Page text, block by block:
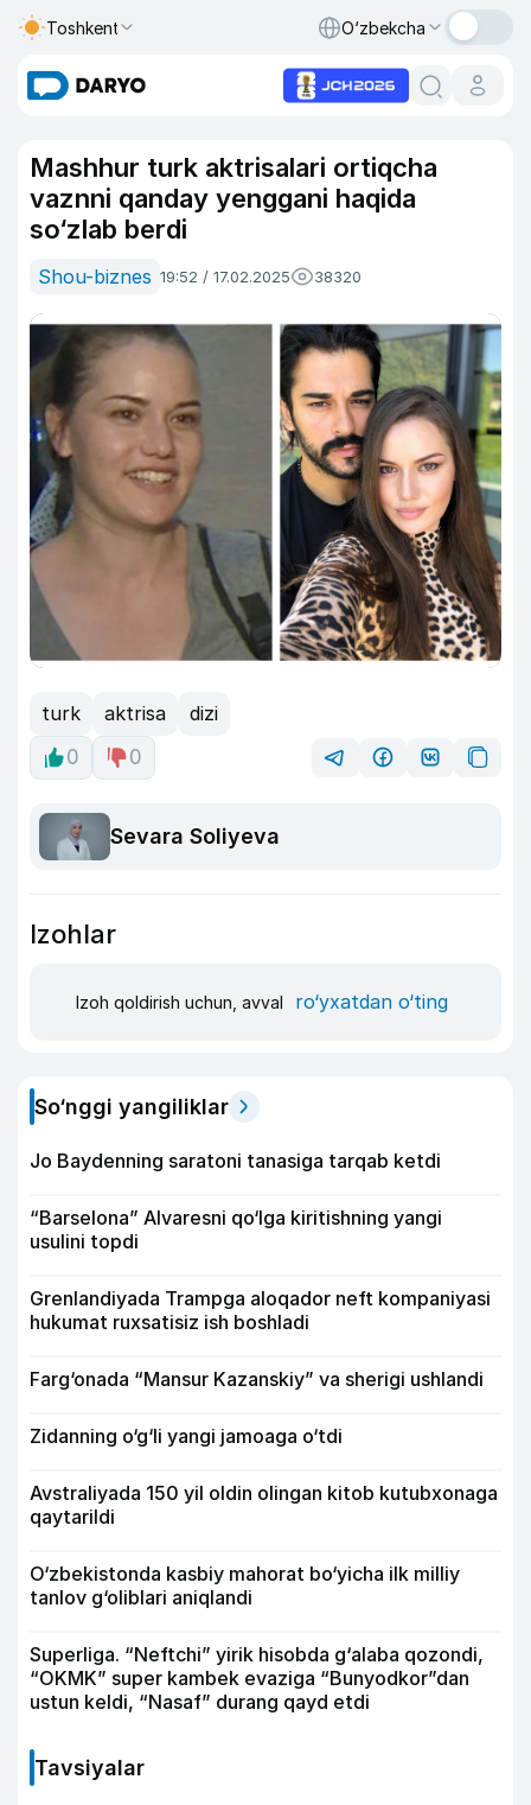
Toshkent O‘zbekcha
Mashhur turk aktrisalari ortiqcha
vaznni qanday yenggani haqida
so‘zlab berdi
Shou-biznes 19:52 / 17.02.2025 38320
turk aktrisa
dizi
0
0
Sevara Soliyeva
Izohlar
Izoh qoldirish uchun, avval ro‘yxatdan o‘ting
So‘nggi yangiliklar
Jo Baydenning saratoni tanasiga tarqab ketdi
“Barselona” Alvaresni qo‘lga kiritishning yangi
usulini topdi
Grenlandiyada Trampga aloqador neft kompaniyasi
hukumat ruxsatisiz ish boshladi
Farg‘onada “Mansur Kazanskiy” va sherigi ushlandi
Zidanning o‘g‘li yangi jamoaga o‘tdi
Avstraliyada 150 yil oldin olingan kitob kutubxonaga
qaytarildi
O‘zbekistonda kasbiy mahorat bo‘yicha ilk milliy
tanlov g‘oliblari aniqlandi
Superliga. “Neftchi” yirik hisobda g‘alaba qozondi,
“OKMK” super kambek evaziga “Bunyodkor”dan
ustun keldi, “Nasaf” durang qayd etdi
Tavsiyalar